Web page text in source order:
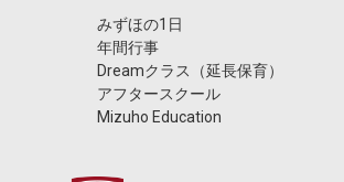
みずほの1日
年間行事
Dreamクラス（延長保育）
アフタースクール
Mizuho Education